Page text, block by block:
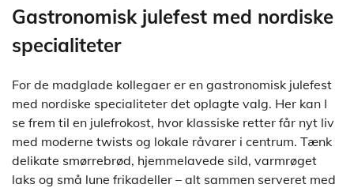
Gastronomisk julefest med nordiske
specialiteter
For de madglade kollegaer er en gastronomisk julefest
med nordiske specialiteter det oplagte valg. Her kan I
se frem til en julefrokost, hvor klassiske retter får nyt liv
med moderne twists og lokale råvarer i centrum. Tænk
delikate smørrebrød, hjemmelavede sild, varmrøget
laks og små lune frikadeller – alt sammen serveret med